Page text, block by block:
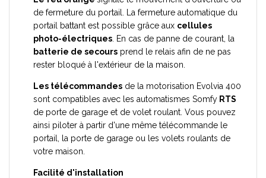
de fermeture du portail. La fermeture automatique du
portail battant est possible grâce aux cellules
photo-électriques . En cas de panne de courant, la
batterie de secours prend le relais afin de ne pas
rester bloqué à l'extérieur de la maison.
Les télécommandes de la motorisation Evolvia 400
sont compatibles avec les automatismes Somfy RTS
de porte de garage et de volet roulant. Vous pouvez
ainsi piloter à partir d'une même télécommande le
portail, la porte de garage ou les volets roulants de
votre maison.
Facilité d'installation